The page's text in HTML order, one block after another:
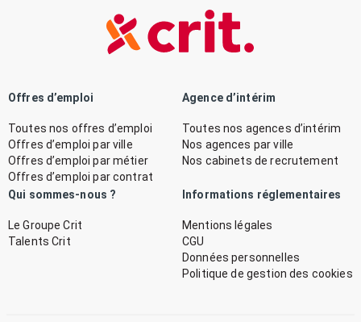
Offres d’emploi
Toutes nos offres d’emploi
Offres d’emploi par ville
Offres d’emploi par métier
Offres d’emploi par contrat
Agence d’intérim
Toutes nos agences d’intérim
Nos agences par ville
Nos cabinets de recrutement
Qui sommes-nous ?
Le Groupe Crit
Talents Crit
Informations réglementaires
Mentions légales
CGU
Données personnelles
Politique de gestion des cookies